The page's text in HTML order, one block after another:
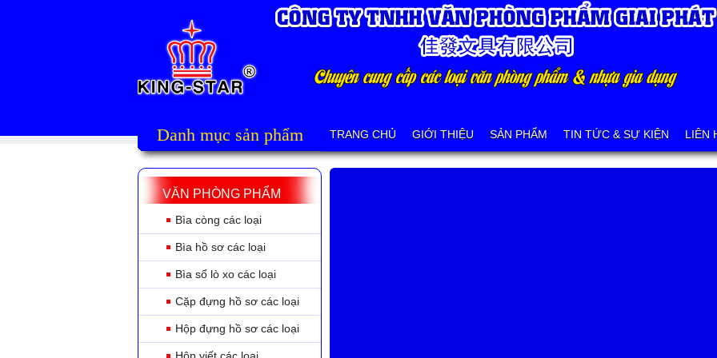
Danh mục sản phẩm TRANG CHỦ GIỚI THIỆU SẢN PHẨM TIN TỨC & SỰ KIỆN LIÊN
VĂN PHÒNG PHẨM
Bìa còng các loại
Bìa hồ sơ các loại
Bìa sổ lò xo các loại
Cặp đựng hồ sơ các loại
Hộp đựng hồ sơ các loại